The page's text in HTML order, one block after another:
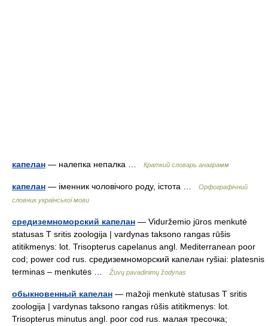
капелан — налепка непалка … Краткий словарь анаграмм
капелан — іменник чоловічого роду, істота …
Орфографічний
словник української мови
средиземноморский капелан — Viduržemio jūros menkutė
statusas T sritis zoologija | vardynas taksono rangas rūšis
atitikmenys: lot. Trisopterus capelanus angl. Mediterranean poor
cod; power cod rus. средиземноморский капелан ryšiai: platesnis
terminas – menkutės …
Žuvų pavadinimų žodynas
обыкновенный капелан — mažoji menkutė statusas T sritis
zoologija | vardynas taksono rangas rūšis atitikmenys: lot.
Trisopterus minutus angl. poor cod rus. малая тресочка;